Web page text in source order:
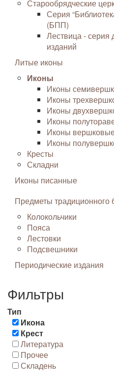
Старообрядческие
Серия
(БПП)
Лествица - серия
изданий
Литые иконы
Иконы
Иконы
Иконы
Иконы
Иконы
Иконы
Иконы
Кресты
Складни
Иконы писанные
Предметы традиционного
Колокольчики
Пояса
Лестовки
Подсвешники
Периодические издания
Фильтры
Тип
Икона
Крест
Литература
Прочее
Складень